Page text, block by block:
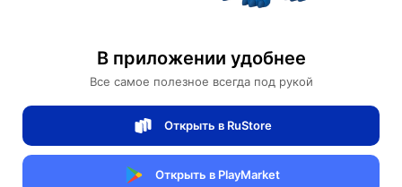
В приложении удобнее
Все самое полезное всегда под рукой
Открыть в RuStore
Открыть в PlayMarket
AEGEN 90*30, металл, LED
Магазин Table lamps
MXM4114324808